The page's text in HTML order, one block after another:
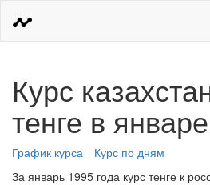
Курс
тенге в
График курса
Курс по дням
За январь 1995 года курс тенге к